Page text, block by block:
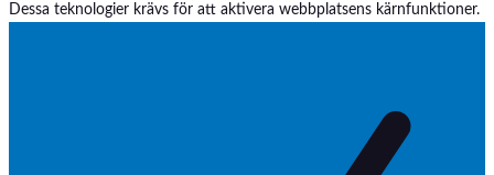
Dessa teknologier krävs för att aktivera webbplatsens kärnfunktioner.